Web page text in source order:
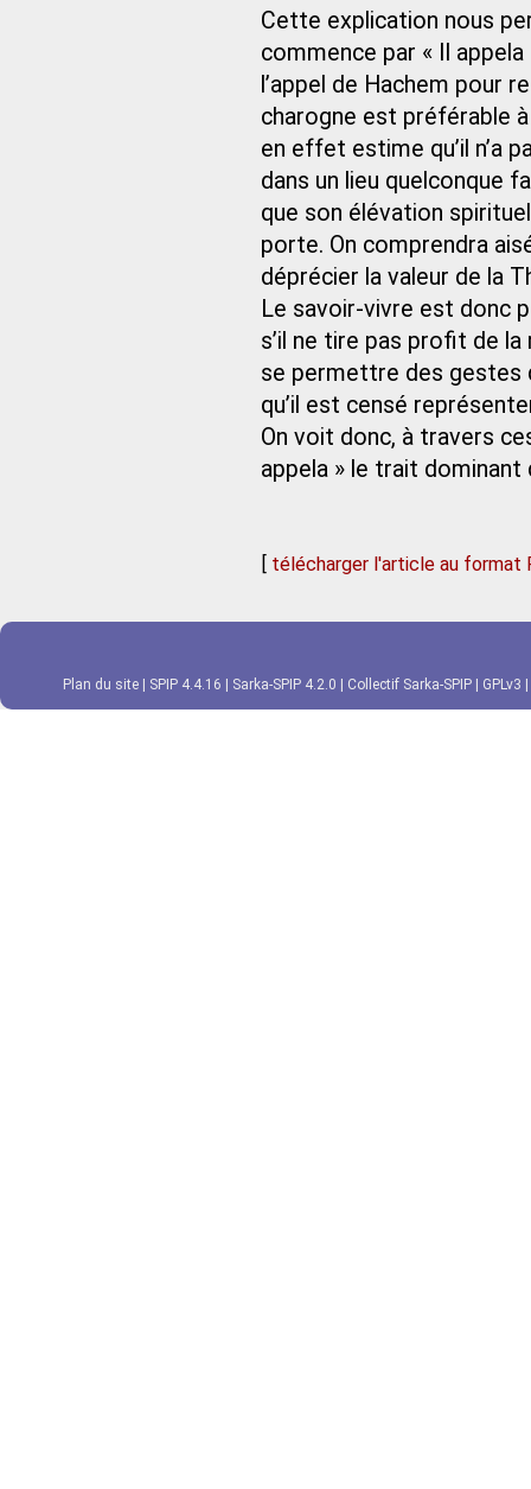
Cette explication nous
commence par « Il
l’appel de Hachem pour
charogne est préférable
en effet estime qu’il n’a
dans un lieu quelconque
que son élévation
porte. On comprendra
déprécier la valeur de la
Le savoir-vivre est donc
s’il ne tire pas profit de
se permettre des gestes
qu’il est censé
On voit donc, à travers
appela » le trait dominant
[ télécharger l'article au format
Plan du site SPIP 4.4.16 Sarka-SPIP 4.2.0 Collectif Sarka-SPIP GPLv3